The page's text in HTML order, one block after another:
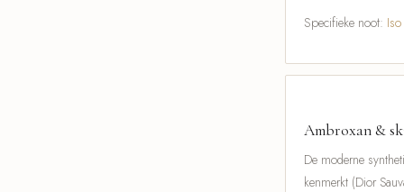
Specifieke noot:
Ambroxan &
De moderne
kenmerkt (Dior